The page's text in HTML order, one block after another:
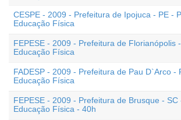
CESPE - 2009 - Prefeitura de Ipojuca - PE -
Educação Física
FEPESE - 2009 - Prefeitura de Florianópolis
Educação Física
FADESP - 2009 - Prefeitura de Pau D`Arco -
Educação Física
FEPESE - 2009 - Prefeitura de Brusque - SC
Educação Física - 40h